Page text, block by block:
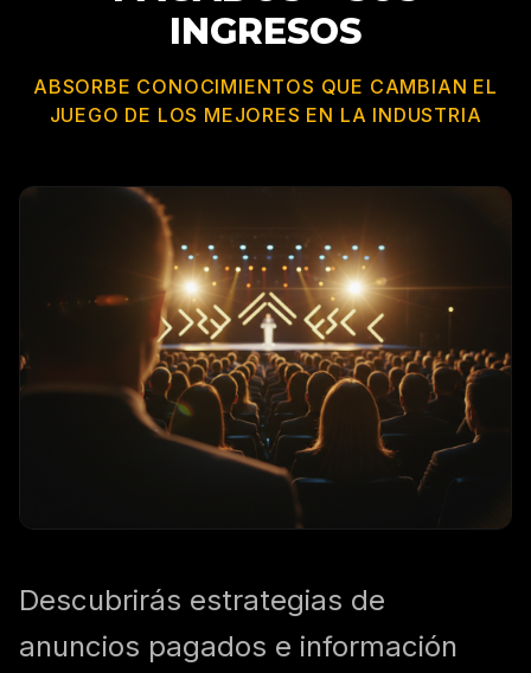
INGRESOS
ABSORBE CONOCIMIENTOS QUE CAMBIAN EL
JUEGO DE LOS MEJORES EN LA INDUSTRIA
Descubrirás estrategias de
anuncios pagados e información